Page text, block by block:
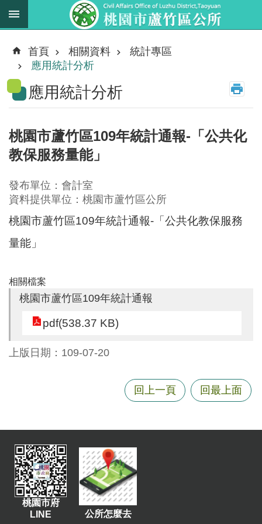
跳到主要內容區塊
新
消
息
業
職
掌
規
資
料
進
階
竹
區
告
生
活
首頁 相關資料
統計專區
應用統計分析
應用統計分析
桃園市蘆竹區109年統計通報-「公共化
教保服務量能」
發布單位：會計室
資料提供單位：桃園市蘆竹區公所
桃園市蘆竹區109年統計通報-「公共化教保服務
量能」
相關檔案
桃園市蘆竹區109年統計通報
pdf(538.37 KB)
上版日期：109-07-20
回上一頁 回最上面
桃園市府
LINE
公所怎麼去